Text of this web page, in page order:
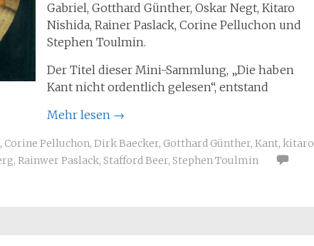
Gabriel, Gotthard Günther, Oskar Negt, Kitaro
Nishida, Rainer Paslack, Corine Pelluchon und
Stephen Toulmin.
Der Titel dieser Mini-Sammlung, „Die haben
Kant nicht ordentlich gelesen“, entstand
Mehr lesen →
, Corine Pelluchon, Dirk Baecker, Gotthard Günther, Kant, kitaro
, Rainwer Paslack, Stafford Beer, Stephen Toulmin